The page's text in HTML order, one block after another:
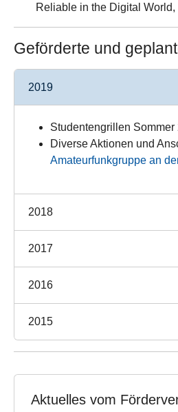
Reliable in the Digital
Geförderte und
2019
Studentengrillen Sommer
Diverse Aktionen und
Amateurfunkgruppe an
2018
2017
2016
2015
Aktuelles vom